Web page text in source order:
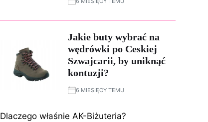
Jakie buty wybrać na
wędrówki po Ceskiej
Szwajcarii, by uniknąć
kontuzji?
6 MIESIĘCY TEMU
Dlaczego właśnie AK-Biżuteria?